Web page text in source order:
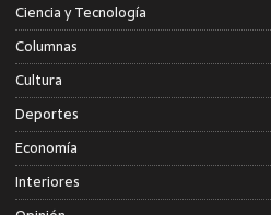
Ciencia y Tecnología
Columnas
Cultura
Deportes
Economía
Interiores